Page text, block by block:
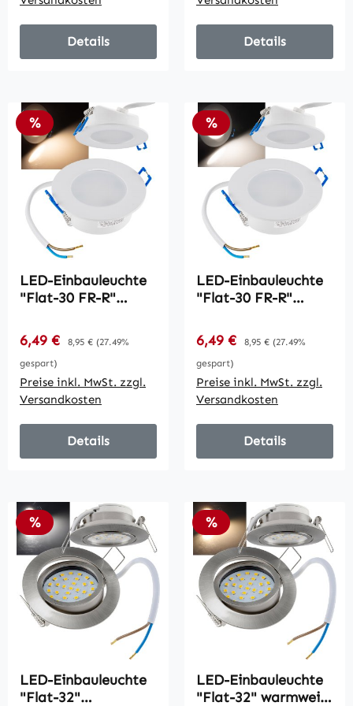
Details Details
Rabatt
%
LED-Einbauleuchte
"Flat-30 FR-R"
5W, 590lm, IP44,
rund, weiß
Verkaufspreis:
6,49 € Regulärer Preis:
8,95 € (27.49%
gespart)
Preise inkl. MwSt. zzgl.
Versandkosten
Details
Rabatt
%
LED-Einbauleuchte
"Flat-30 FR-R"
5W, 500lm, IP44,
rund, weiß
Verkaufspreis:
6,49 € Regulärer Preis:
8,95 € (27.49%
gespart)
Preise inkl. MwSt. zzgl.
Versandkosten
Details
Rabatt
%
LED-Einbauleuchte
"Flat-32"
Rabatt
%
LED-Einbauleuchte
"Flat-32" warmweiß